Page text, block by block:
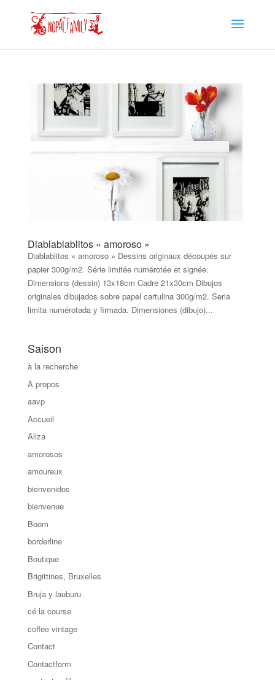
Diablablablitos « amoroso »
Diablablitos « amoroso » Dessins originaux découpés sur
papier 300g/m2. Série limitée numérotée et signée.
Dimensions (dessin) 13x18cm Cadre 21x30cm Dibujos
originales dibujados sobre papel cartulina 300g/m2. Seria
limita numérotada y firmada. Dimensiones (dibujo)...
Saison
à la recherche
À propos
aavp
Accueil
Aliza
amorosos
amoureux
bienvenidos
bienvenue
Boom
borderline
Boutique
Brigittines, Bruxelles
Bruja y lauburu
cé la course
coffee vintage
Contact
Contactform